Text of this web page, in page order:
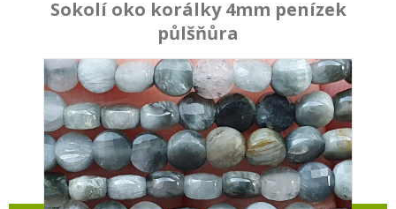
Sokolí oko korálky 4mm penízek
půlšňůra